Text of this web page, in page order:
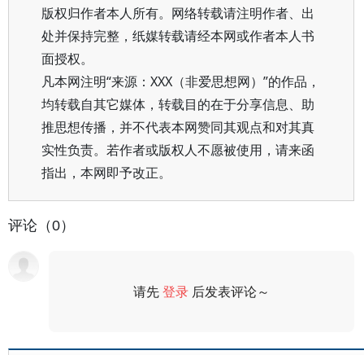
版权归作者本人所有。网络转载请注明作者、出
处并保持完整，纸媒转载请经本网或作者本人书
面授权。
凡本网注明“来源：XXX（非爱思想网）”的作品，
均转载自其它媒体，转载目的在于分享信息、助
推思想传播，并不代表本网赞同其观点和对其真
实性负责。若作者或版权人不愿被使用，请来函
指出，本网即予改正。
评论（0）
请先登录 后发表评论～